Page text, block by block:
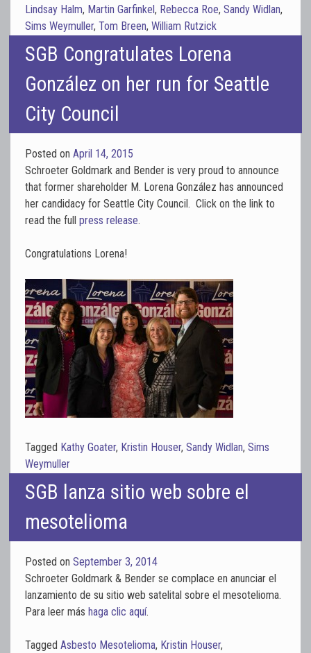
Lindsay Halm, Martin Garfinkel, Rebecca Roe, Sandy Widlan,
Sims Weymuller, Tom Breen, William Rutzick
SGB Congratulates Lorena
González on her run for Seattle
City Council
Posted on April 14, 2015
Schroeter Goldmark and Bender is very proud to announce
that former shareholder M. Lorena González has announced
her candidacy for Seattle City Council. Click on the link to
read the full press release.
Congratulations Lorena!
Tagged Kathy Goater, Kristin Houser, Sandy Widlan, Sims
Weymuller
SGB lanza sitio web sobre el
mesotelioma
Posted on September 3, 2014
Schroeter Goldmark & Bender se complace en anunciar el
lanzamiento de su sitio web satelital sobre el mesotelioma.
Para leer más haga clic aquí.
Tagged Asbesto Mesotelioma, Kristin Houser,